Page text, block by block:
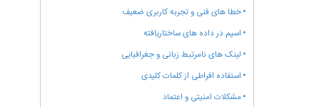
خطا های فنی و تجربه کاربری ضعیف
اسپم در داده‌ های ساختاریافته
لینک‌ های نامرتبط زبانی و جغرافیایی
استفاده افراطی از کلمات کلیدی
مشکلات امنیتی و اعتماد